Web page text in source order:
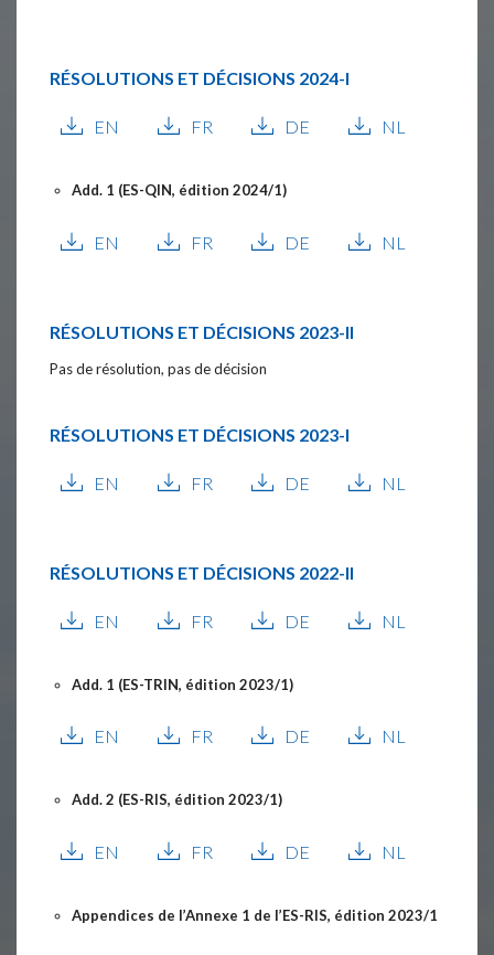
RÉSOLUTIONS ET DÉCISIONS 2024-I
EN FR DE NL
Add. 1 (ES-QIN, édition 2024/1)
EN FR DE NL
RÉSOLUTIONS ET DÉCISIONS 2023-II
Pas de résolution, pas de décision
RÉSOLUTIONS ET DÉCISIONS 2023-I
EN FR DE NL
RÉSOLUTIONS ET DÉCISIONS 2022-II
EN FR DE NL
Add. 1 (ES-TRIN, édition 2023/1)
EN FR DE NL
Add. 2 (ES-RIS, édition 2023/1)
EN FR DE NL
Appendices de l’Annexe 1 de l’ES-RIS, édition 2023/1